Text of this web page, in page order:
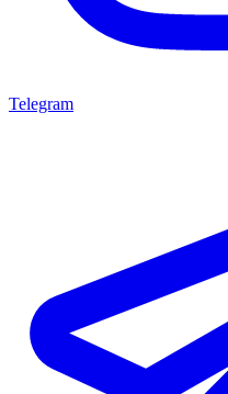
Telegram